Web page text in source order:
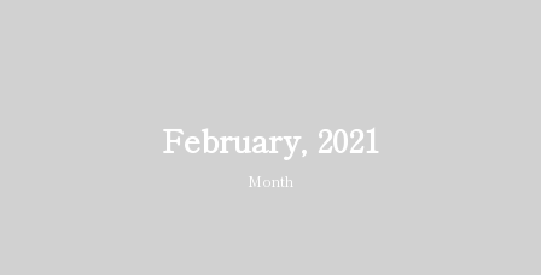
February, 2021
Month